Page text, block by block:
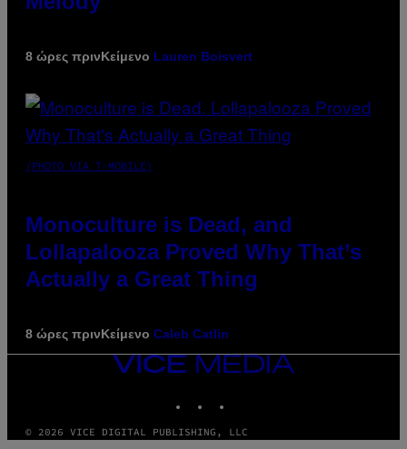
8 ώρες πρινΚείμενο Lauren Boisvert
(PHOTO VIA T-MOBILE)
Monoculture is Dead, and
Lollapalooza Proved Why That’s
Actually a Great Thing
8 ώρες πρινΚείμενο Caleb Catlin
VICE
MEDIA
© 2026 VICE DIGITAL PUBLISHING, LLC